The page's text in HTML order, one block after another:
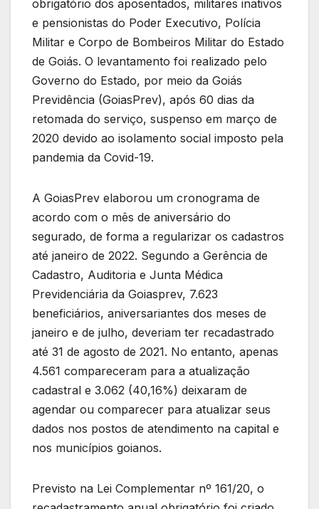
obrigatório dos aposentados, militares inativos
e pensionistas do Poder Executivo, Polícia
Militar e Corpo de Bombeiros Militar do Estado
de Goiás. O levantamento foi realizado pelo
Governo do Estado, por meio da Goiás
Previdência (GoiasPrev), após 60 dias da
retomada do serviço, suspenso em março de
2020 devido ao isolamento social imposto pela
pandemia da Covid-19.
A GoiasPrev elaborou um cronograma de
acordo com o mês de aniversário do
segurado, de forma a regularizar os cadastros
até janeiro de 2022. Segundo a Gerência de
Cadastro, Auditoria e Junta Médica
Previdenciária da Goiasprev, 7.623
beneficiários, aniversariantes dos meses de
janeiro e de julho, deveriam ter recadastrado
até 31 de agosto de 2021. No entanto, apenas
4.561 compareceram para a atualização
cadastral e 3.062 (40,16%) deixaram de
agendar ou comparecer para atualizar seus
dados nos postos de atendimento na capital e
nos municípios goianos.
Previsto na Lei Complementar nº 161/20, o